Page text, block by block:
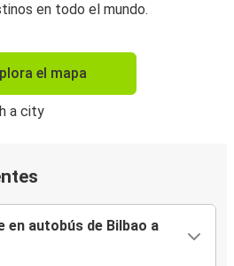
en todo el mundo.
el mapa
en autobús de Bilbao a